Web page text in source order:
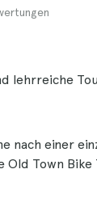
lehrreiche
nach einer
Old Town